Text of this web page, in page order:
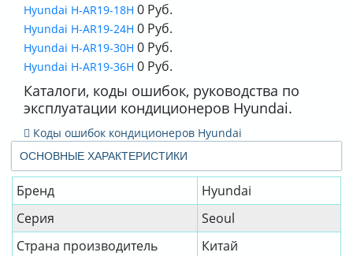
ОСНОВНЫЕ ХАРАКТЕРИСТИКИ
Бренд
Hyundai
Серия
Seoul
Страна производитель
Китай
Hyundai H-AR19-18H 0 Руб.
Hyundai H-AR19-24H 0 Руб.
Hyundai H-AR19-30H 0 Руб.
Hyundai H-AR19-36H 0 Руб.
Каталоги, коды ошибок, руководства по
эксплуатации кондиционеров Hyundai.
Коды ошибок кондиционеров Hyundai